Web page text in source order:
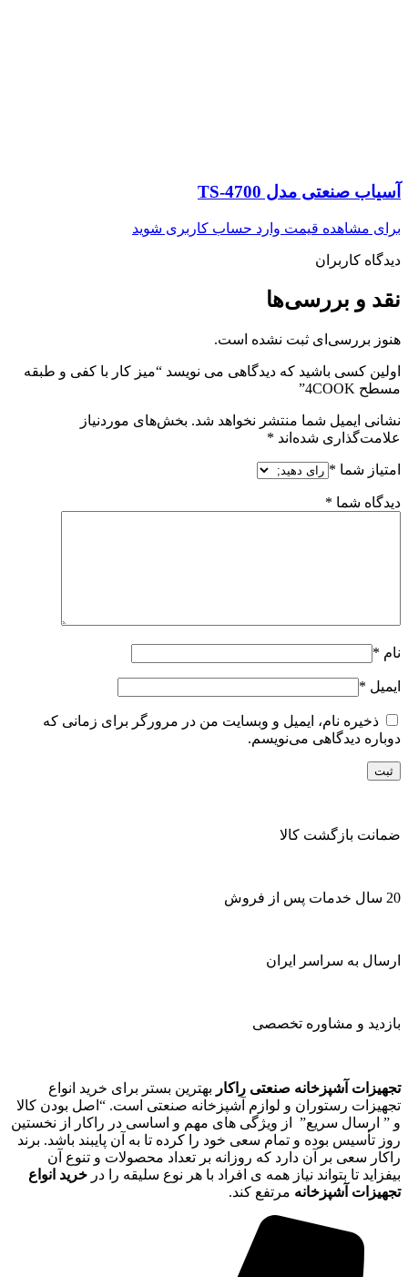
آسیاب صنعتی مدل TS-4700
برای مشاهده قیمت وارد حساب کاربری شوید
دیدگاه کاربران
نقد و بررسی‌ها
هنوز بررسی‌ای ثبت نشده است.
اولین کسی باشید که دیدگاهی می نویسد “میز کار با کفی و طبقه
مسطح 4COOK”
نشانی ایمیل شما منتشر نخواهد شد. بخش‌های موردنیاز
علامت‌گذاری شده‌اند *
امتیاز شما *
دیدگاه شما *
نام *
ایمیل *
ذخیره نام، ایمیل و وبسایت من در مرورگر برای زمانی که
دوباره دیدگاهی می‌نویسم.
ضمانت بازگشت کالا
20 سال خدمات پس از فروش
ارسال به سراسر ایران
بازدید و مشاوره تخصصی
تجهیزات آشپزخانه صنعتی راکار بهترین بستر برای خرید انواع
تجهیزات رستوران و لوازم آشپزخانه صنعتی است. “اصل بودن کالا
و ” ارسال سریع” از ویژگی های مهم و اساسی در راکار از نخستین
روز تأسیس بوده و تمام سعی خود را کرده تا به آن پایبند باشد. برند
راکار سعی بر آن دارد که روزانه بر تعداد محصولات و تنوع آن
بیفزاید تا بتواند نیاز همه ی افراد با هر نوع سلیقه را در خرید انواع
تجهیزات آشپزخانه مرتفع کند.